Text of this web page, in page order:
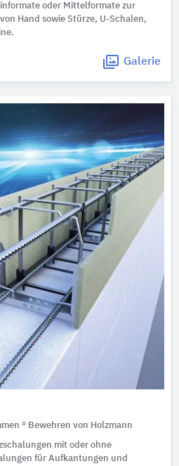
oder Mittelformate zur
Hand sowie Stürze, U-Schalen,
Galerie
° Bewehren von Holzmann
mit oder ohne
für Aufkantungen und